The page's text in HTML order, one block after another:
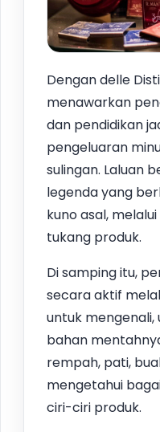
Dengan delle
menawarkan
dan pendidikan
pengeluaran
sulingan. Laluan
legenda yang
kuno asal,
tukang produk.
Di samping itu,
secara aktif
untuk
bahan
rempah, pati,
mengetahui
ciri-ciri produk.